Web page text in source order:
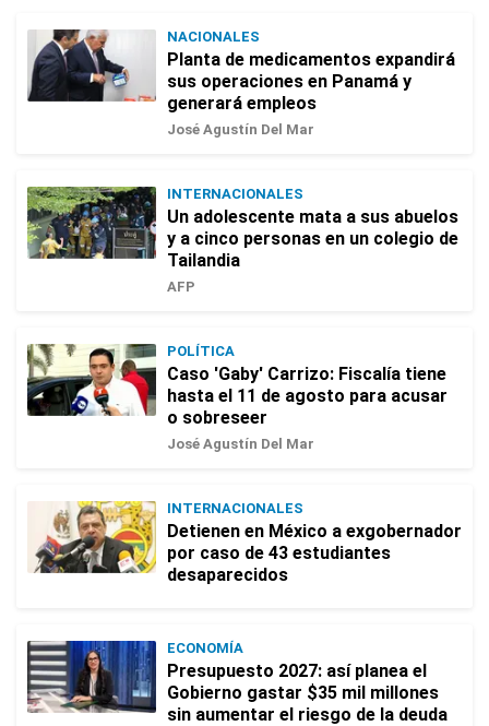
NACIONALES
Planta de medicamentos expandirá
sus operaciones en Panamá y
generará empleos
José Agustín Del Mar
INTERNACIONALES
Un adolescente mata a sus abuelos
y a cinco personas en un colegio de
Tailandia
AFP
POLÍTICA
Caso 'Gaby' Carrizo: Fiscalía tiene
hasta el 11 de agosto para acusar
o sobreseer
José Agustín Del Mar
INTERNACIONALES
Detienen en México a exgobernador
por caso de 43 estudiantes
desaparecidos
ECONOMÍA
Presupuesto 2027: así planea el
Gobierno gastar $35 mil millones
sin aumentar el riesgo de la deuda